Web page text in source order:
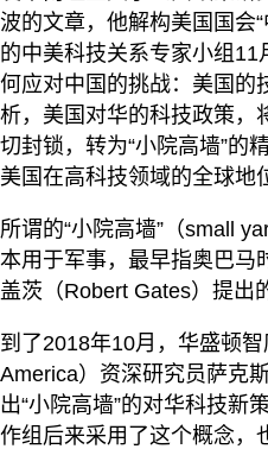
波的文章，他解构美国国会
的中美科技关系专家小组11
何应对中国的挑战：美国的
析，美国对华的科技政策，
切封锁，转为“小院高墙”的
美国在高科技领域的全球地
所谓的“小院高墙”（small
本用于军事，最早指奥巴马
盖茨（Robert Gates）提出
到了2018年10月，华盛顿智
America）资深研究员萨克
出“小院高墙”的对华科技新
作组后来采用了这个概念，